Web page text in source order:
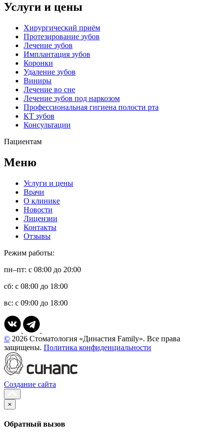
Услуги и цены
Хирургический приём
Протезирование зубов
Лечение зубов
Имплантация зубов
Коронки
Удаление зубов
Виниры
Лечение во сне
Лечение зубов под наркозом
Профессиональная гигиена полости рта
КТ зубов
Консультации
Пациентам
Меню
Услуги и цены
Врачи
О клинике
Новости
Лицензии
Контакты
Отзывы
Режим работы:
пн–пт: с 08:00 до 20:00
сб: с 08:00 до 18:00
вс: с 09:00 до 18:00
© 2026 Стоматология «Династия Family». Все права
защищены. Политика конфиденциальности
Создание сайта
×
Обратный вызов